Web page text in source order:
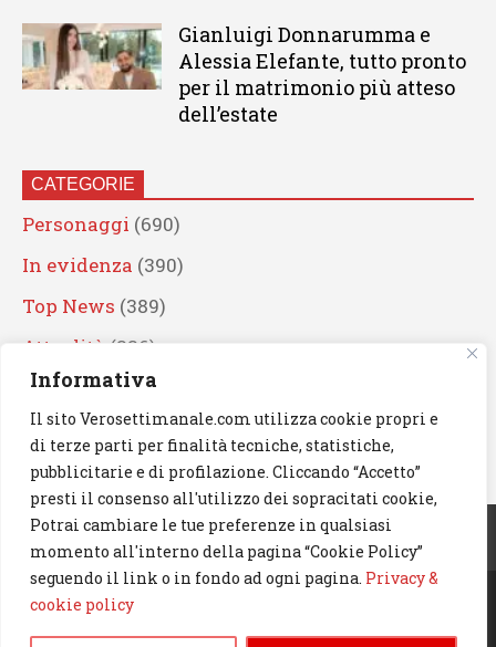
Informativa
Il sito Verosettimanale.com utilizza cookie propri e
di terze parti per finalità tecniche, statistiche,
pubblicitarie e di profilazione. Cliccando “Accetto”
presti il consenso all'utilizzo dei sopracitati cookie,
Potrai cambiare le tue preferenze in qualsiasi
momento all'interno della pagina “Cookie Policy”
seguendo il link o in fondo ad ogni pagina. Privacy &
cookie policy
Gianluigi Donnarumma e
Alessia Elefante, tutto pronto
per il matrimonio più atteso
dell’estate
CATEGORIE
Personaggi (690)
In evidenza (390)
Top News (389)
Attualità (336)
Eventi(330)
Artisti (241)
News(239)
Cerca
© 2023 Verosettimanale.com. All rights reserved.